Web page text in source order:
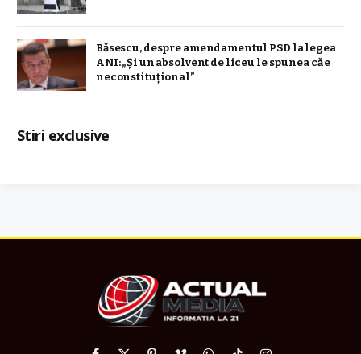
Băsescu, despre amendamentul PSD la legea
ANI: „Și un absolvent de liceu le spunea că e
neconstituţional”
Stiri exclusive